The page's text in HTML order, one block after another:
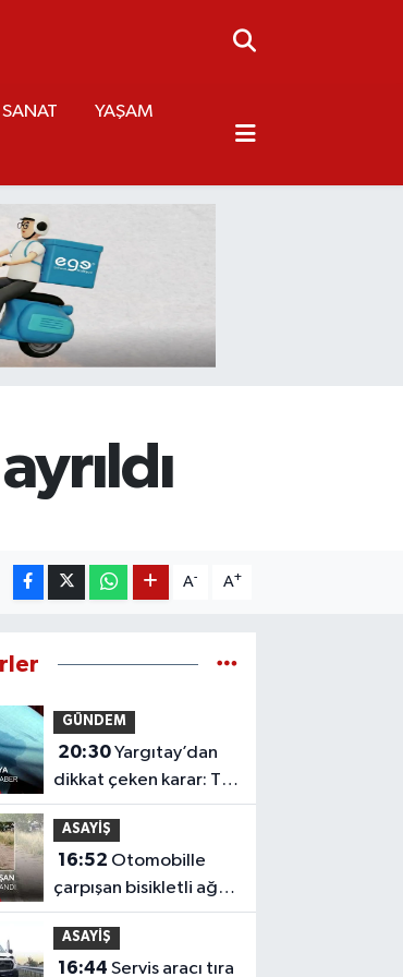
SANAT YAŞAM
A- A+
GÜNDEM
20:30Yargıtay’dan
dikkat çeken karar: Ter
kokusu boşanmada
tam kusur sayıldı!
ASAYİŞ
16:52
çarpışan bisikletli ağır
yaralandı
ASAYİŞ
16:44 Servis aracı tıra